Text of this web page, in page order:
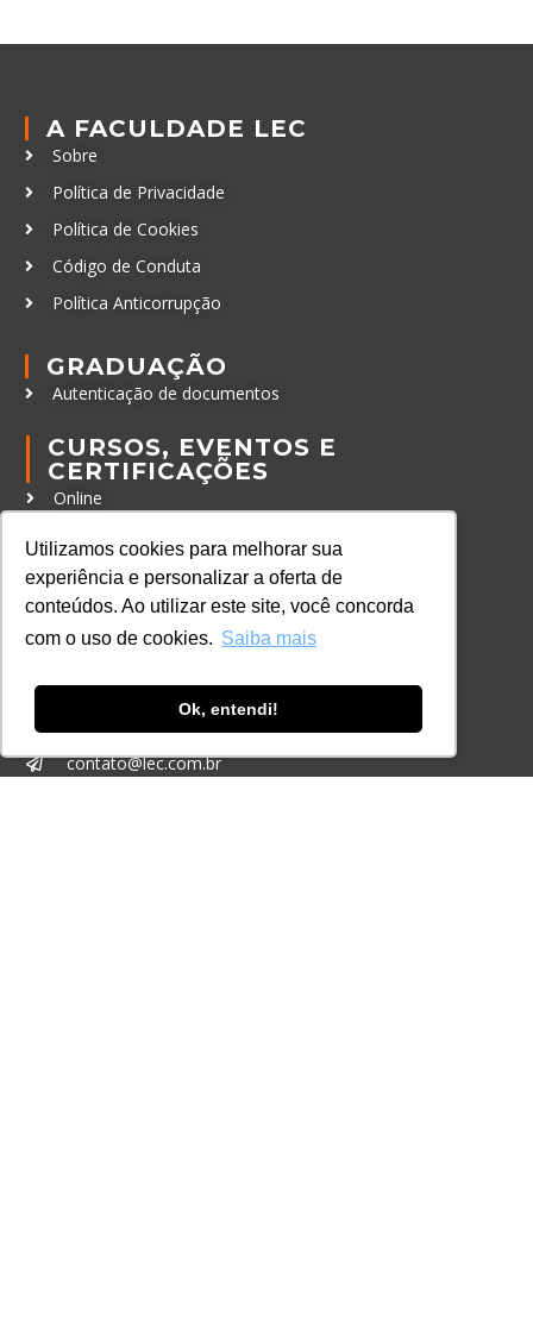
Utilizamos cookies para melhorar sua
experiência e personalizar a oferta de
conteúdos. Ao utilizar este site, você concorda
com o uso de cookies. Saiba mais
Ok, entendi!
A FACULDADE LEC
Sobre
Política de Privacidade
Política de Cookies
Código de Conduta
Política Anticorrupção
GRADUAÇÃO
Autenticação de documentos
CURSOS, EVENTOS E
CERTIFICAÇÕES
Online
Eventos
Certificações
+55 11 3259-2837
contato@lec.com.br